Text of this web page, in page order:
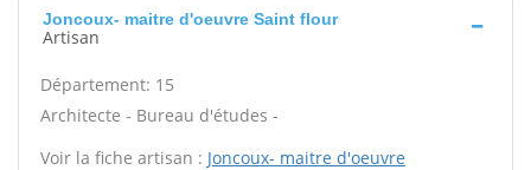
Joncoux- maitre d'oeuvre Saint flour
Artisan
Département: 15
Architecte - Bureau d'études -
Voir la fiche artisan : Joncoux- maitre d'oeuvre